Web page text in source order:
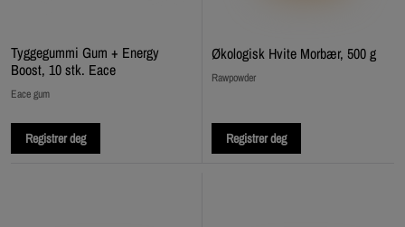
Tyggegummi Gum + Energy
Boost, 10 stk. Eace
Eace gum
Registrer deg
Økologisk Hvite Morbær, 500 g
Rawpowder
Registrer deg